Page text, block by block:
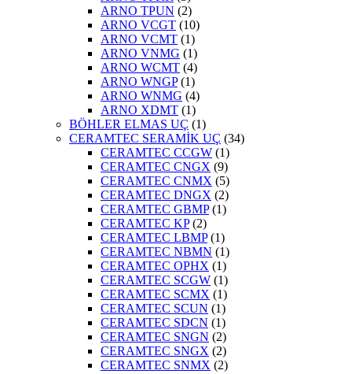
ARNO TPUN (2)
ARNO VCGT (10)
ARNO VCMT (1)
ARNO VNMG (1)
ARNO WCMT (4)
ARNO WNGP(1)
ARNO WNMG (4)
ARNO XDMT (1)
BÖHLER ELMAS UÇ (1)
CERAMTEC SERAMİK UÇ (34)
CERAMTEC CCGW (1)
CERAMTEC CNGX (9)
CERAMTEC CNMX (5)
CERAMTEC DNGX (2)
CERAMTEC GBMP(1)
CERAMTEC KP(2)
CERAMTEC LBMP(1)
CERAMTEC NBMN (1)
CERAMTEC OPHX (1)
CERAMTEC SCGW (1)
CERAMTEC SCMX (1)
CERAMTEC SCUN (1)
CERAMTEC SDCN (1)
CERAMTEC SNGN (2)
CERAMTEC SNGX (2)
CERAMTEC SNMX (2)